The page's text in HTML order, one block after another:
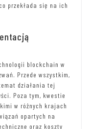
przekłada się na ich
blockchain w
Przede wszystkim,
działania tej
Poza tym, kwestie
w różnych krajach
opartych na
oraz koszty